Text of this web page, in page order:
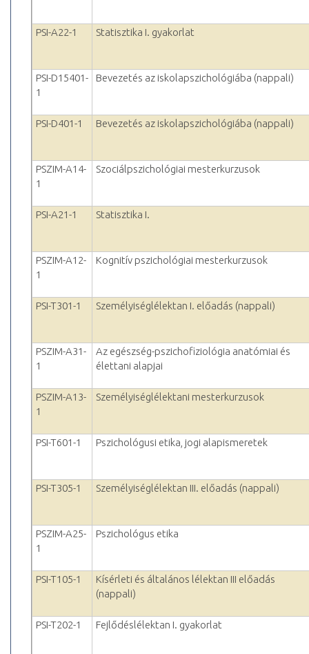
PSI-A22-1 Statisztika I. gyakorlat
PSI-D15401-
1
Bevezetés az iskolapszichológiába (nappali)
PSI-D401-1 Bevezetés az iskolapszichológiába (nappali)
PSZIM-A14-
1
Szociálpszichológiai mesterkurzusok
PSI-A21-1 Statisztika I.
PSZIM-A12-
1
Kognitív pszichológiai mesterkurzusok
PSI-T301-1 Személyiséglélektan I. előadás (nappali)
PSZIM-A31-
1
Az egészség-pszichofiziológia anatómiai és
élettani alapjai
PSZIM-A13-
1
Személyiséglélektani mesterkurzusok
PSI-T601-1 Pszichológusi etika, jogi alapismeretek
PSI-T305-1 Személyiséglélektan III. előadás (nappali)
PSZIM-A25-
1
Pszichológus etika
PSI-T105-1
Kísérleti és általános lélektan III előadás
(nappali)
PSI-T202-1 Fejlődéslélektan I. gyakorlat